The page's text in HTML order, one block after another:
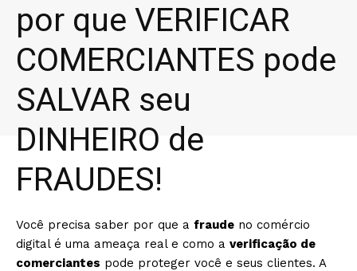
por que VERIFICAR
COMERCIANTES pode
SALVAR seu
DINHEIRO de
FRAUDES!
Você precisa saber por que a fraude no comércio
digital é uma ameaça real e como a verificação de
comerciantes pode proteger você e seus clientes. A